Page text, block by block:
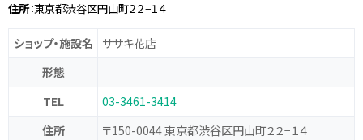
住所：東京都渋谷区円山町２２−１４
ショップ・施設名
ササキ花店
形態
TEL
03-3461-3414
住所
〒150-0044 東京都渋谷区円山町２２−１４